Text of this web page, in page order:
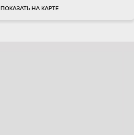
ПОКАЗАТЬ НА КАРТЕ